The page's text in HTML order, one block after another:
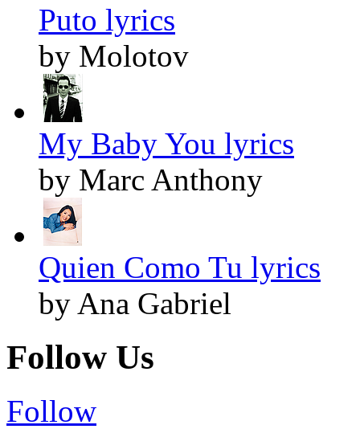
Puto lyrics
by Molotov
My Baby You lyrics
by Marc Anthony
Quien Como Tu lyrics
by Ana Gabriel
Follow Us
Follow